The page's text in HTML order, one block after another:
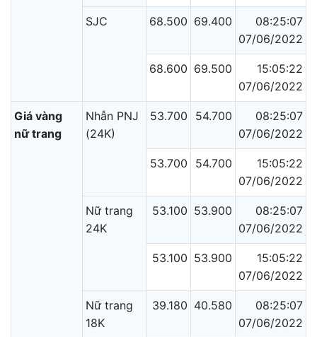
SJC 68.500 69.400
08:25:07
07/06/2022
68.600 69.500
15:05:22
07/06/2022
Giá vàng
nữ trang
Nhẫn PNJ
(24K)
53.700 54.700
08:25:07
07/06/2022
53.700 54.700
15:05:22
07/06/2022
Nữ trang
24K
53.100 53.900
08:25:07
07/06/2022
53.100 53.900
15:05:22
07/06/2022
Nữ trang
18K
39.180 40.580
08:25:07
07/06/2022